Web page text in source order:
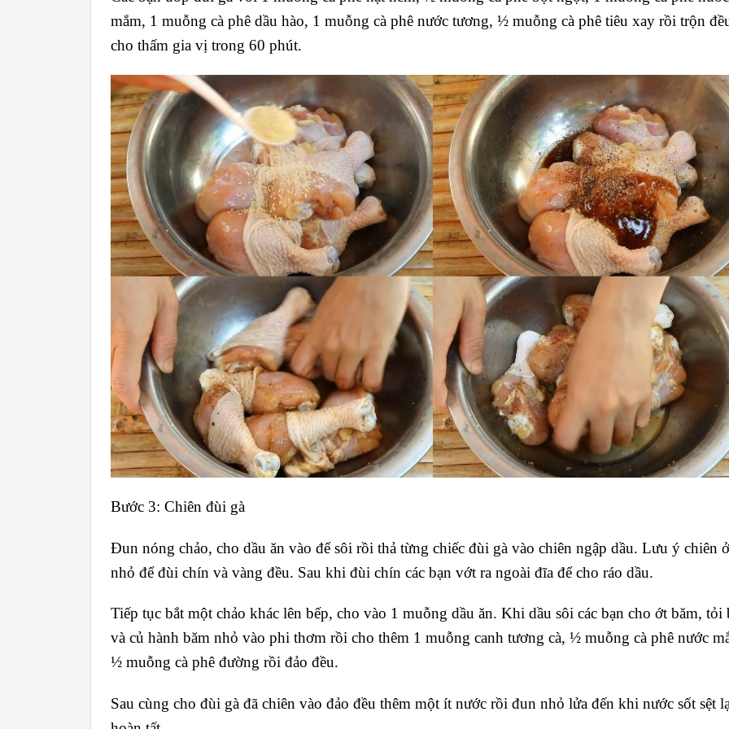
mắm, 1 muỗng cà phê dầu hào, 1 muỗng cà phê nước tương, ½ muỗng cà phê tiêu xay rồi trộn
cho thấm gia vị trong 60 phút.
Bước 3: Chiên đùi gà
Đun nóng chảo, cho dầu ăn vào để sôi rồi thả từng chiếc đùi gà vào chiên ngập dầu. Lưu ý chiên
nhỏ để đùi chín và vàng đều. Sau khi đùi chín các bạn vớt ra ngoài đĩa để cho ráo dầu.
Tiếp tục bắt một chảo khác lên bếp, cho vào 1 muỗng dầu ăn. Khi dầu sôi các bạn cho ớt băm, tỏi
và củ hành băm nhỏ vào phi thơm rồi cho thêm 1 muỗng canh tương cà, ½ muỗng cà phê nước
½ muỗng cà phê đường rồi đảo đều.
Sau cùng cho đùi gà đã chiên vào đảo đều thêm một ít nước rồi đun nhỏ lửa đến khi nước sốt sệt